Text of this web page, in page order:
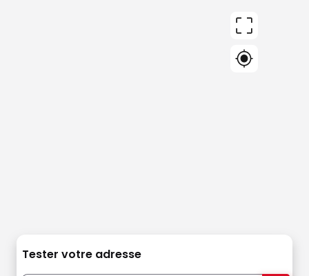
Tester votre adresse